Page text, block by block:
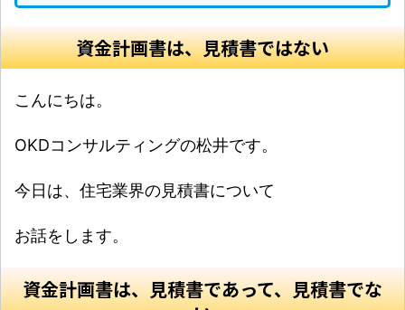
資金計画書は、見積書ではない
こんにちは。
OKDコンサルティングの松井です。
今日は、住宅業界の見積書について
お話をします。
資金計画書は、見積書であって、見積書でな